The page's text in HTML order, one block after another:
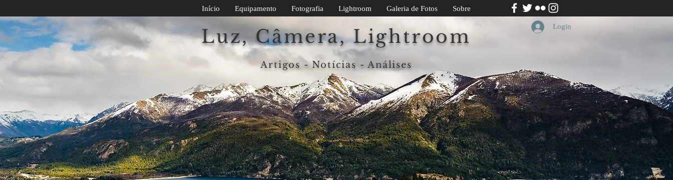
Luz, Câmera, Lightroom
Artigos - Notícias - Análises
Login
Início Equipamento Fotografia Lightroom Galeria de Fotos Sobre